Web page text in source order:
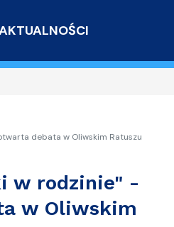
do
debata w Oliwskim Ratuszu
w rodzinie" -
w Oliwskim